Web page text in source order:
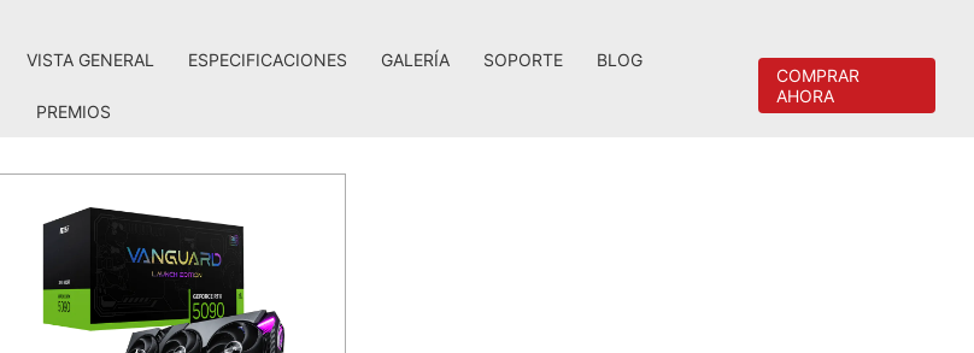
VISTA GENERAL ESPECIFICACIONES GALERÍA SOPORTE BLOG
PREMIOS
COMPRAR
AHORA